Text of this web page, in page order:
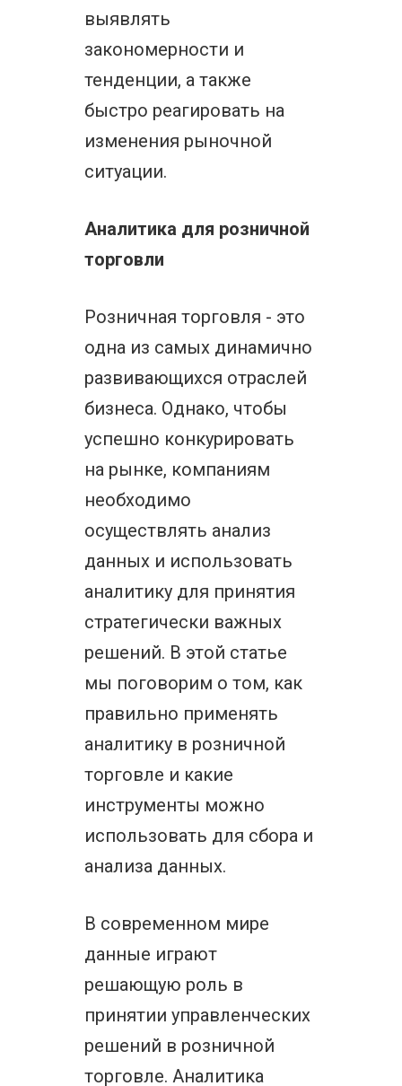
выявлять
закономерности и
тенденции, а также
быстро реагировать на
изменения рыночной
ситуации.
Аналитика для розничной
торговли
Розничная торговля - это
одна из самых динамично
развивающихся отраслей
бизнеса. Однако, чтобы
успешно конкурировать
на рынке, компаниям
необходимо
осуществлять анализ
данных и использовать
аналитику для принятия
стратегически важных
решений. В этой статье
мы поговорим о том, как
правильно применять
аналитику в розничной
торговле и какие
инструменты можно
использовать для сбора и
анализа данных.
В современном мире
данные играют
решающую роль в
принятии управленческих
решений в розничной
торговле. Аналитика